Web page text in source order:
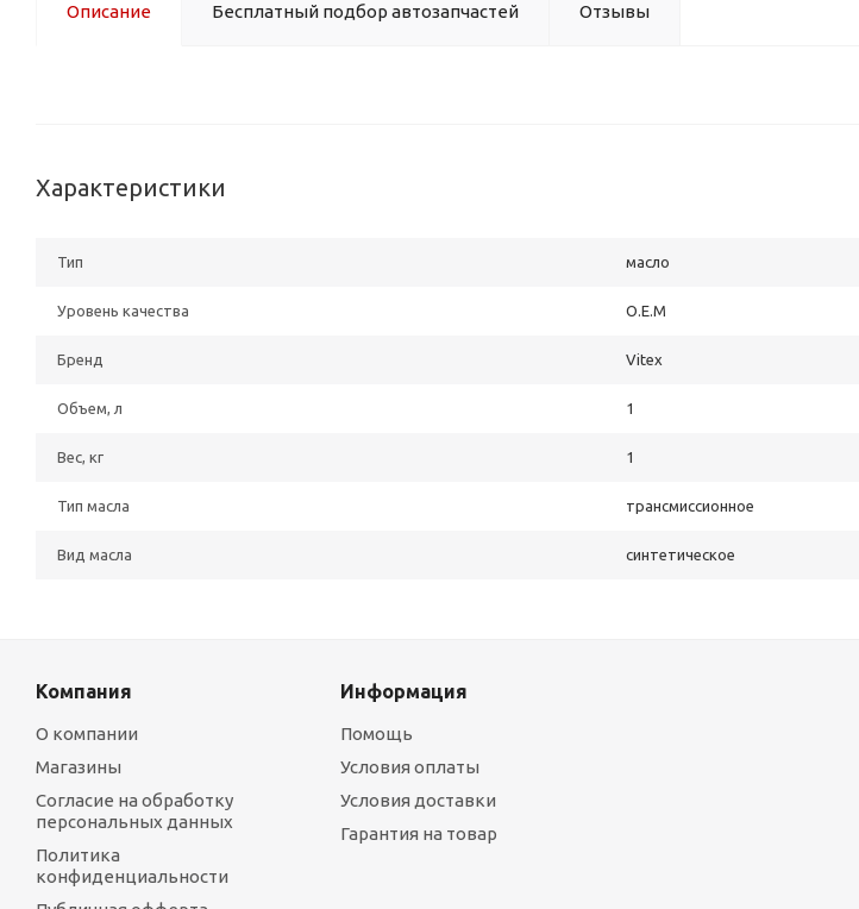
Описание Бесплатный подбор автозапчастей Отзывы
Характеристики
Тип масло
Уровень качества O.E.M
Бренд Vitex
Объем, л 1
Вес, кг 1
Тип масла трансмиссионное
Вид масла синтетическое
Компания
О компании
Магазины
Согласие на обработку
персональных данных
Политика
конфиденциальности
Информация
Помощь
Условия оплаты
Условия доставки
Гарантия на товар